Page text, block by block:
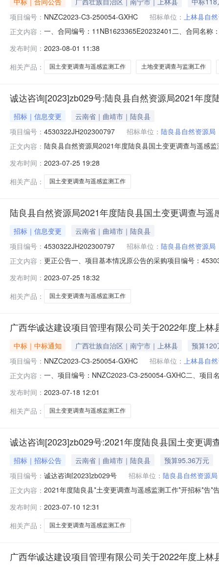
项目编号： NNZC2023-C3-250054-GXHC 招标单位： 上林县自
正文内容： 一、合同编号：11NB1623365E20232401二、合同名称
源测绘科技有限公司地址：广西壮族自治区南宁市上林
发布时间： 2023-08-01 11:38
相关产品：
国土变更调查与遥感监测工作 土地变更调查与监测工作
诚达咨询[2023]zb029号:陆良县自然资源局2021年
招标｜信息变更
云南省｜曲靖市｜陆良县
项目编号： 4530322JH202300797 招标单位： 陆良县自然资源局
正文内容： 陆良县自然资源局2021年度陆良县国土变更调查与遥感
自然资源局采购单位地址陆良县中兴北路173号采购单
发布时间： 2023-07-25 19:28
相关产品：
国土变更调查与遥感监测工作
陆良县自然资源局2021年度陆良县国土变更调查与
招标｜信息变更
云南省｜曲靖市｜陆良县
项目编号： 4530322JH202300797 招标单位： 陆良县自然资源局
正文内容： 更正公告一、项目基本情况原公告的采购项目编号：
内容提出询问，请按以下方式联系1.采购人信息名称：
发布时间： 2023-07-25 18:32
相关产品：
国土变更调查与遥感监测工作
广西华诚达建设项目管理有限公司关于2022年度上
中标｜中标通知 广西壮族自治区｜南宁市｜上林县
预算120
项目编号： NNZC2023-C3-250054-GXHC 招标单位： 上林县自
正文内容： 一、项目编号：NNZC2023-C3-250054-GXHC二、项目
的信息服务类主要标的信息：序号标项名称标的名称服
发布时间： 2023-07-18 12:01
相关产品：
国土变更调查与遥感监测工作
诚达咨询[2023]zb029号:2021年度陆良县国土变更调
招标｜招标公告 云南省｜曲靖市｜陆良县
预算95.36万元
项目编号： 诚达咨询[2023]zb029号 招标单位： 陆良县自然资源局
正文内容： 2021年度陆良县*土变更调查与遥感监测工作*开招标*告
件的地点云南省*共资源交易信息网开标时间2023-08-
发布时间： 2023-07-10 12:31
相关产品：
国土变更调查与遥感监测工作
广西华诚达建设项目管理有限公司关于2022年度上